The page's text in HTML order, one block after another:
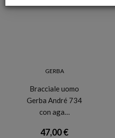
GERBA
Bracciale uomo
Gerba André 734
con aga…
47,00 €